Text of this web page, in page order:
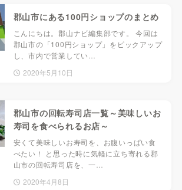
郡山市にある100円ショップのまとめ
こんにちは。郡山ナビ編集部です。 今回は
郡山市の「100円ショップ」をピックアップ
し、市内で営業してい…
2020年5月10日
郡山市の回転寿司店一覧～美味しいお
寿司を食べられるお店～
安くて美味しいお寿司を、お腹いっぱい食
べたい！ と思った時に気軽に立ち寄れる郡
山市の回転寿司店を、一…
2020年4月8日